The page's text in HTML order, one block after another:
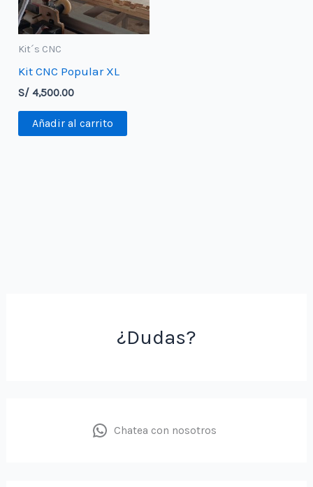
Kit´s CNC
Kit CNC Popular XL
S/ 4,500.00
Añadir al carrito
¿Dudas?
Chatea con nosotros